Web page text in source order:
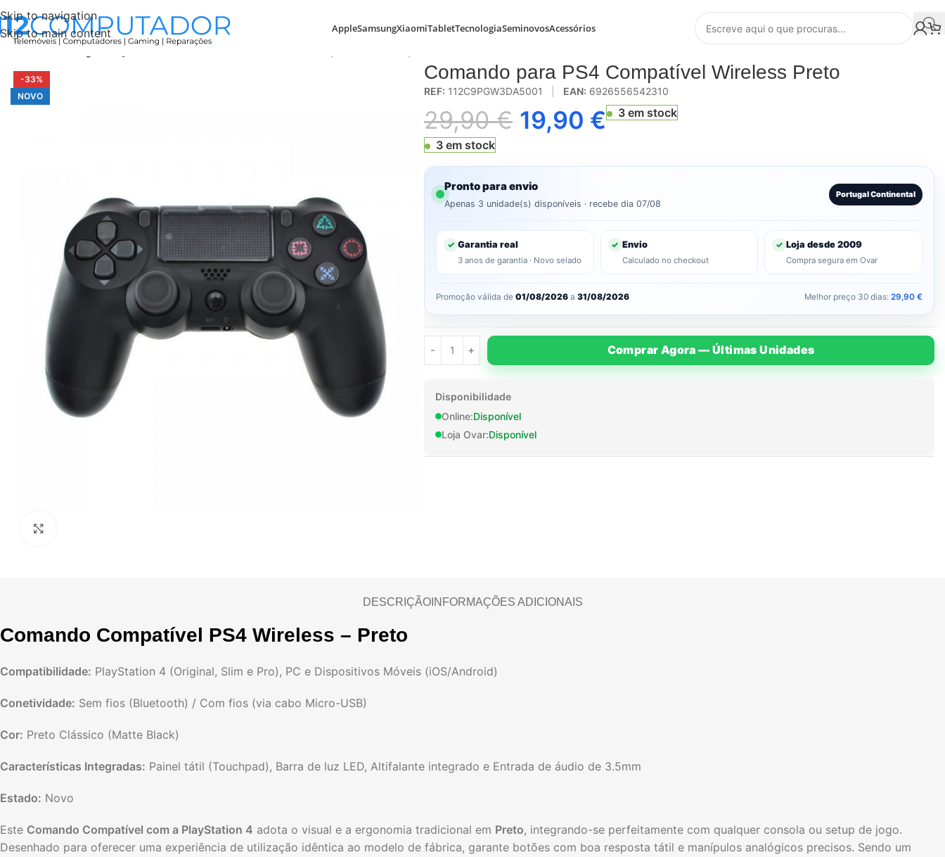
Skip to navigation
Skip to main content
AppleSamsungXiaomiTabletTecnologiaSeminovosAcessórios
-33%
NOVO
Comando para PS4 Compatível Wireless Preto
REF: 112C9PGW3DA5001 EAN: 6926556542310
29,90€ 19,90 € 3 em stock
3 em stock
Pronto para envio
Apenas 3 unidade(s) disponíveis · recebe dia 07/08
Portugal Continental
✓ Garantia real
3 anos de garantia · Novo selado
✓ Envio
Calculado no checkout
✓ Loja desde 2009
Compra segura em Ovar
Promoção válida de01/08/2026 a31/08/2026 Melhor preço 30 dias: 29,90 €
Comprar Agora — Últimas Unidades
Disponibilidade
Online:Disponível
Loja Ovar:Disponível
DESCRIÇÃOINFORMAÇÕES ADICIONAIS
Comando Compatível PS4 Wireless – Preto
Compatibilidade: PlayStation 4 (Original, Slim e Pro), PC e Dispositivos Móveis (iOS/Android)
Conetividade: Sem fios (Bluetooth) / Com fios (via cabo Micro-USB)
Cor: Preto Clássico (Matte Black)
Características Integradas: Painel tátil (Touchpad), Barra de luz LED, Altifalante integrado e Entrada de áudio de 3.5mm
Estado: Novo
Este Comando Compatível com a PlayStation 4 adota o visual e a ergonomia tradicional em Preto, integrando-se perfeitamente com qualquer consola ou setup de jogo.
Desenhado para oferecer uma experiência de utilização idêntica ao modelo de fábrica, garante botões com boa resposta tátil e manípulos analógicos precisos. Sendo um